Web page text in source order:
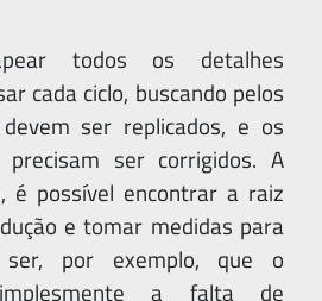
todos os detalhes
cada ciclo, buscando pelos
ser replicados, e os
ser corrigidos. A
é possível encontrar a raiz
e tomar medidas para
ser, por exemplo, que o
a falta de